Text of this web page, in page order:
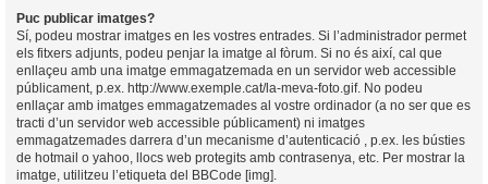
Puc publicar imatges?
Sí, podeu mostrar imatges en les vostres entrades. Si l’administrador permet
els fitxers adjunts, podeu penjar la imatge al fòrum. Si no és així, cal que
enllaçeu amb una imatge emmagatzemada en un servidor web accessible
públicament, p.ex. http://www.exemple.cat/la-meva-foto.gif. No podeu
enllaçar amb imatges emmagatzemades al vostre ordinador (a no ser que es
tracti d’un servidor web accessible públicament) ni imatges
emmagatzemades darrera d’un mecanisme d’autenticació , p.ex. les bústies
de hotmail o yahoo, llocs web protegits amb contrasenya, etc. Per mostrar la
imatge, utilitzeu l’etiqueta del BBCode [img].